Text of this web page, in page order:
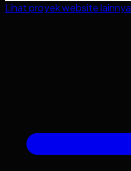
Lihat proyekwebsitelainnya